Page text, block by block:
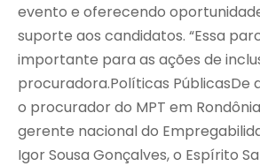
evento e oferecendo
suporte aos candidatos. “Essa
importante para as ações de
procuradora.Políticas PúblicasDe
o procurador do MPT em
gerente nacional do
Igor Sousa Gonçalves, o Espírito